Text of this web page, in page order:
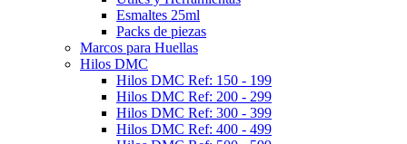
Esmaltes 25ml
Packs de piezas
Marcos para Huellas
Hilos DMC
Hilos DMC Ref: 150 - 199
Hilos DMC Ref: 200 - 299
Hilos DMC Ref: 300 - 399
Hilos DMC Ref: 400 - 499